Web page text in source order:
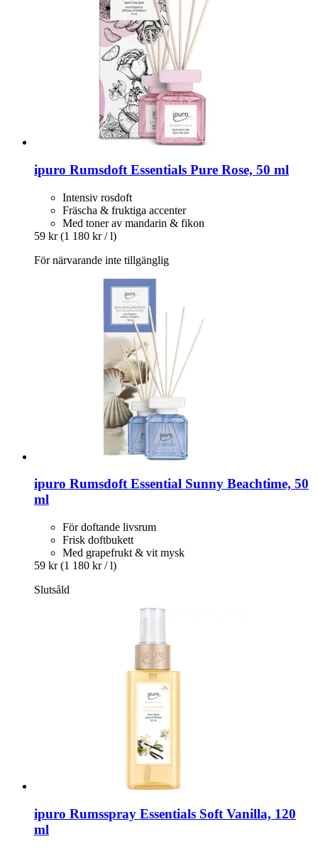
ipuro Rumsdoft Essentials Pure Rose, 50 ml
Intensiv rosdoft
Fräscha & fruktiga accenter
Med toner av mandarin & fikon
59 kr (1 180 kr / l)
För närvarande inte tillgänglig
ipuro Rumsdoft Essential Sunny Beachtime, 50
ml
För doftande livsrum
Frisk doftbukett
Med grapefrukt & vit mysk
59 kr (1 180 kr / l)
Slutsåld
ipuro Rumsspray Essentials Soft Vanilla, 120
ml